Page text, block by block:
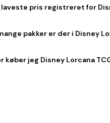
laveste pris registreret for
pakker er der i Disney
køber jeg Disney Lorcana